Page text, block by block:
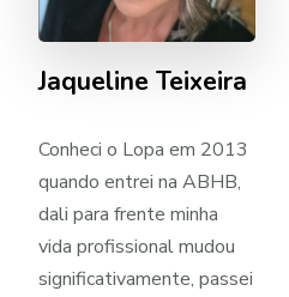
Jaqueline Teixeira
Conheci o Lopa em 2013
quando entrei na ABHB,
dali para frente minha
vida profissional mudou
significativamente, passei